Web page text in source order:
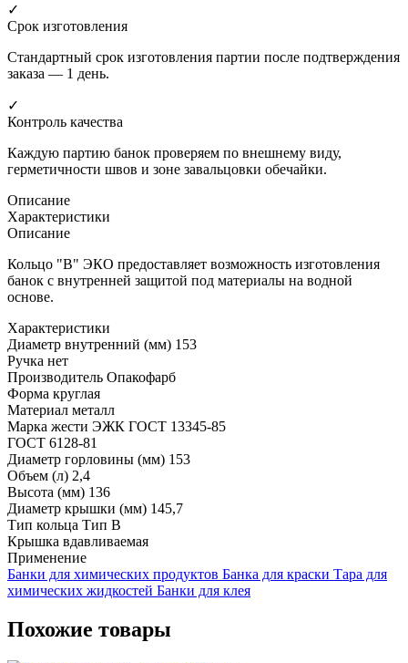
✓
Срок изготовления
Стандартный срок изготовления партии после подтверждения
заказа — 1 день.
✓
Контроль качества
Каждую партию банок проверяем по внешнему виду,
герметичности швов и зоне завальцовки обечайки.
Описание
Характеристики
Описание
Кольцо "B" ЭКО предоставляет возможность изготовления
банок с внутренней защитой под материалы на водной
основе.
Характеристики
Диаметр внутренний (мм) 153
Ручка нет
Производитель Опакофарб
Форма круглая
Материал металл
Марка жести ЭЖК ГОСТ 13345-85
ГОСТ 6128-81
Диаметр горловины (мм) 153
Объем (л) 2,4
Высота (мм) 136
Диаметр крышки (мм) 145,7
Тип кольца Тип В
Крышка вдавливаемая
Применение
Банки для химических продуктов Банка для краски Тара для
химических жидкостей Банки для клея
Похожие товары